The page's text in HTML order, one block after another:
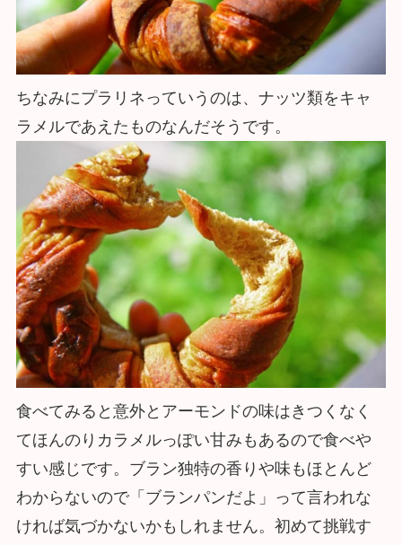
ちなみにプラリネっていうのは、ナッツ類をキャ
ラメルであえたものなんだそうです。
食べてみると意外とアーモンドの味はきつくなく
てほんのりカラメルっぽい甘みもあるので食べや
すい感じです。ブラン独特の香りや味もほとんど
わからないので「ブランパンだよ」って言われな
ければ気づかないかもしれません。初めて挑戦す